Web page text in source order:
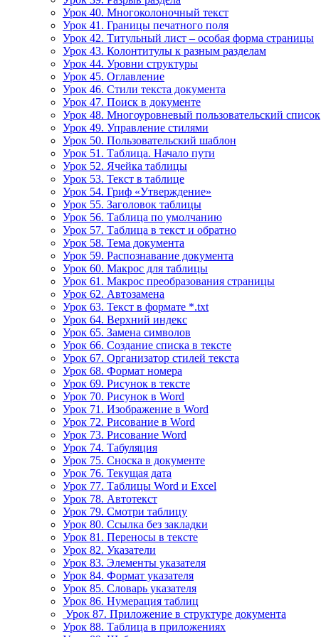
Урок 40. Многоколоночный текст
Урок 41. Границы печатного поля
Урок 42. Титульный лист – особая форма страницы
Урок 43. Колонтитулы к разным разделам
Урок 44. Уровни структуры
Урок 45. Оглавление
Урок 46. Стили текста документа
Урок 47. Поиск в документе
Урок 48. Многоуровневый пользовательский список
Урок 49. Управление стилями
Урок 50. Пользовательский шаблон
Урок 51. Таблица. Начало пути
Урок 52. Ячейка таблицы
Урок 53. Текст в таблице
Урок 54. Гриф «Утверждение»
Урок 55. Заголовок таблицы
Урок 56. Таблица по умолчанию
Урок 57. Таблица в текст и обратно
Урок 58. Тема документа
Урок 59. Распознавание документа
Урок 60. Макрос для таблицы
Урок 61. Макрос преобразования страницы
Урок 62. Автозамена
Урок 63. Текст в формате *.txt
Урок 64. Верхний индекс
Урок 65. Замена символов
Урок 66. Создание списка в тексте
Урок 67. Организатор стилей текста
Урок 68. Формат номера
Урок 69. Рисунок в тексте
Урок 70. Рисунок в Word
Урок 71. Изображение в Word
Урок 72. Рисование в Word
Урок 73. Рисование Word
Урок 74. Табуляция
Урок 75. Сноска в документе
Урок 76. Текущая дата
Урок 77. Таблицы Word и Excel
Урок 78. Автотекст
Урок 79. Смотри таблицу
Урок 80. Ссылка без закладки
Урок 81. Переносы в тексте
Урок 82. Указатели
Урок 83. Элементы указателя
Урок 84. Формат указателя
Урок 85. Словарь указателя
Урок 86. Нумерация таблиц
Урок 87. Приложение в структуре документа
Урок 88. Таблица в приложениях